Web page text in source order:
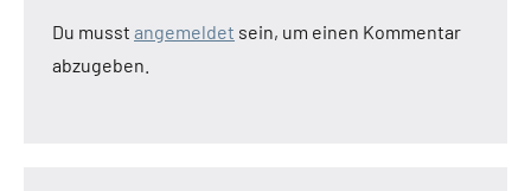
Du musst angemeldet sein, um einen Kommentar
abzugeben.